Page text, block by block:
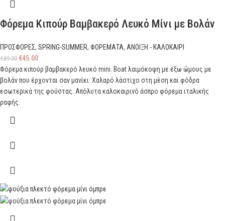
Φόρεμα Κιπούρ Βαμβακερό Λευκό Μίνι με Βολάν
ΠΡΟΣΦΟΡΕΣ, SPRING-SUMMER, ΦΟΡΕΜΑΤΑ, ΑΝΟΙΞΗ - ΚΑΛΟΚΑΙΡΙ
€89.00 €45.00
Φόρεμα κιπούρ βαμβακερό λευκό mini. Boat λαιμόκοψη με έξω ώμους με
βολάν που έρχονται σαν μανίκι. Χαλαρό λάστιχο στη μέση και φόδρα
εσωτερικά της φούστας. Απόλυτα καλοκαιρινό άσπρο φόρεμα ιταλικής
ραφής.